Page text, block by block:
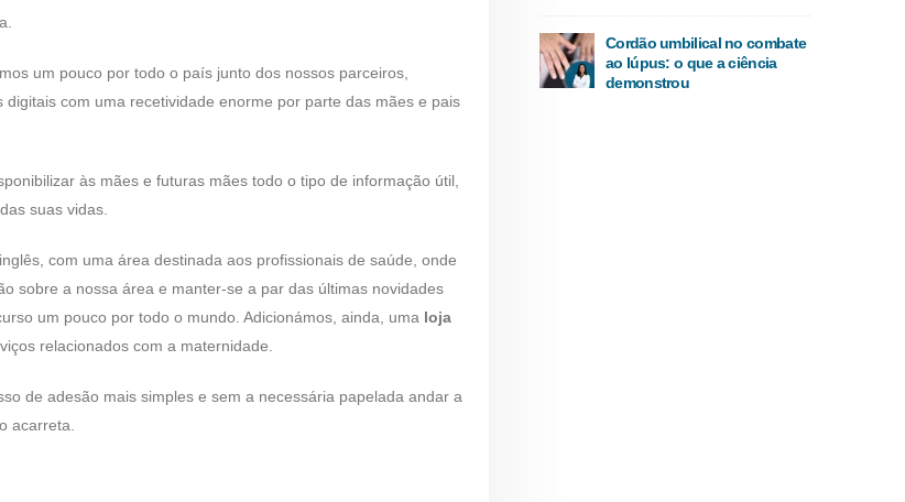
um pouco por todo o país junto dos nossos parceiros,
com uma recetividade enorme por parte das mães e pais
às mães e futuras mães todo o tipo de informação útil,
suas vidas.
com uma área destinada aos profissionais de saúde, onde
sobre a nossa área e manter-se a par das últimas novidades
um pouco por todo o mundo. Adicionámos, ainda, uma loja
relacionados com a maternidade.
de adesão mais simples e sem a necessária papelada andar a
acarreta.
Cordão umbilical no combate
ao lúpus: o que a ciência
demonstrou